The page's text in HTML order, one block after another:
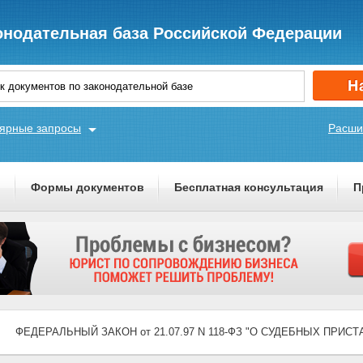
база Российской Федерации
запросы
Формы документов Бесплатная консультация
ФЕДЕРАЛЬНЫЙ ЗАКОН от 21.07.97 N 118-ФЗ "О СУДЕБНЫХ